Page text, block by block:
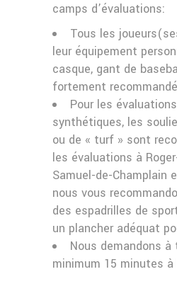
camps d’évaluations:
Tous les
leur équipement
casque, gant de
fortement
Pour les
synthétiques, les
ou de « turf » sont
les évaluations à
Samuel-de-Champlain
nous vous
des espadrilles de
un plancher adéquat
Nous demandons à
minimum 15 minutes à